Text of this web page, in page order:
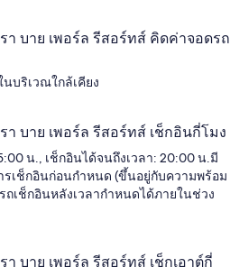
า บาย เพอร์ล รีสอร์ทส์ คิดค่าจอดรถ
บริเวณใกล้เคียง
า บาย เพอร์ล รีสอร์ทส์ เช็กอินกี่โมง
น., เช็กอินได้จนถึงเวลา: 20:00 น.มี
รเช็กอินก่อนกำหนด (ขึ้นอยู่กับความพร้อม
ถเช็กอินหลังเวลากำหนดได้ภายในช่วง
า บาย เพอร์ล รีสอร์ทส์ เช็กเอาต์กี่